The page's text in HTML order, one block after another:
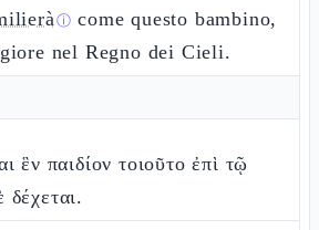
ⓘ come questo bambino,
nel Regno dei Cieli.
ἓν παιδίον τοιοῦτο ἐπὶ τῷ